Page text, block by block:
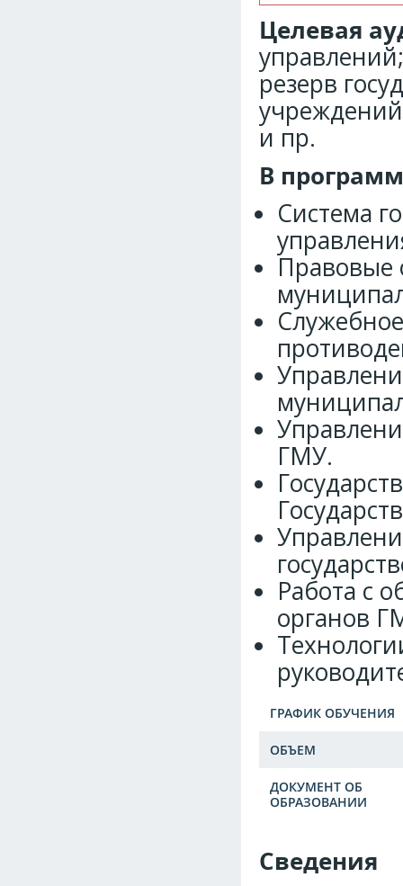
Целевая
резерв
и пр.
В
Система
Правовые
ГМУ.
Работа с
органов
ГРАФИК ОБУЧЕНИЯ
ОБЪЕМ
ДОКУМЕНТ ОБ
ОБРАЗОВАНИИ
Сведения